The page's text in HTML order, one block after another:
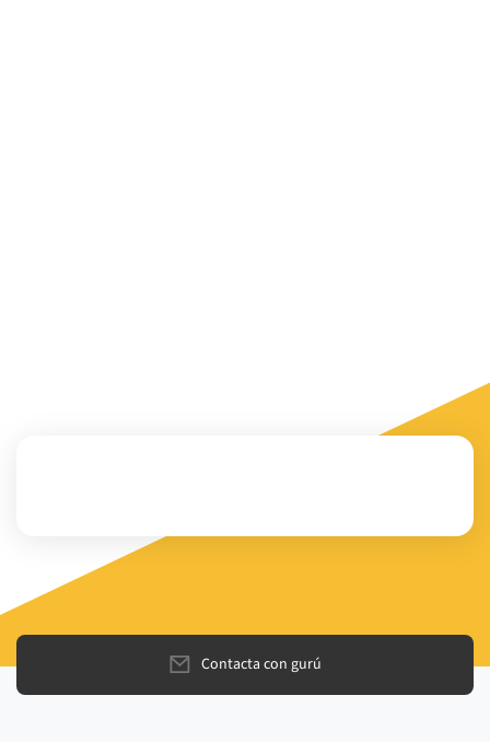
Contacta con gurú